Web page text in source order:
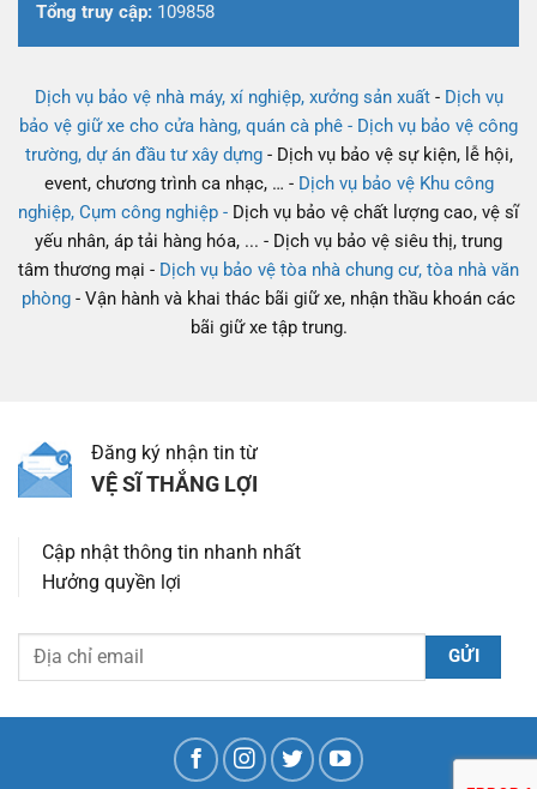
Tổng truy cập: 109858
Dịch vụ bảo vệ nhà máy, xí nghiệp, xưởng sản xuất- Dịch vụ
bảo vệ giữ xe cho cửa hàng, quán cà phê - Dịch vụ bảo vệ công
trường, dự án đầu tư xây dựng- Dịch vụ bảo vệ sự kiện, lễ hội,
event, chương trình ca nhạc, … - Dịch vụ bảo vệ Khu công
nghiệp, Cụm công nghiệp - Dịch vụ bảo vệ chất lượng cao, vệ sĩ
yếu nhân, áp tải hàng hóa, ... - Dịch vụ bảo vệ siêu thị, trung
tâm thương mại - Dịch vụ bảo vệ tòa nhà chung cư, tòa nhà văn
phòng - Vận hành và khai thác bãi giữ xe, nhận thầu khoán các
bãi giữ xe tập trung.
Đăng ký nhận tin từ
VỆ SĨ THẮNG LỢI
Cập nhật thông tin nhanh nhất
Hưởng quyền lợi